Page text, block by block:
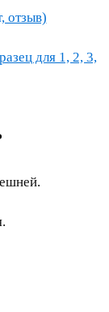
отзыв)
для 1, 2, 3,